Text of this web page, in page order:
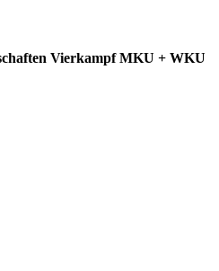
Vierkampf MKU + WKU